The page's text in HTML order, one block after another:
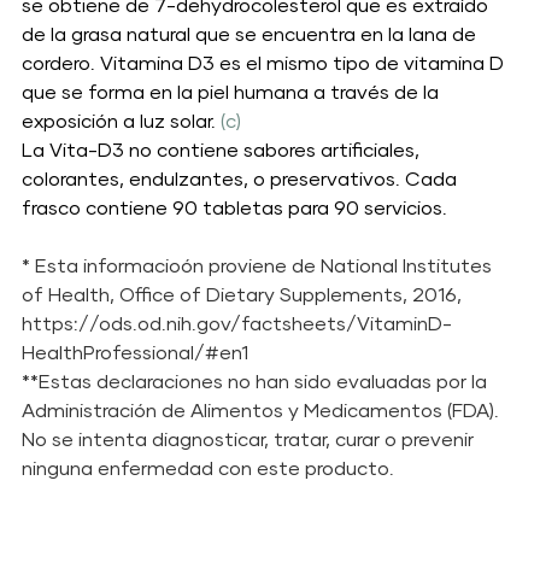
se obtiene de 7-dehydrocolesterol que es extraído
de la grasa natural que se encuentra en la lana de
cordero. Vitamina D3 es el mismo tipo de vitamina D
que se forma en la piel humana a través de la
exposición a luz solar. (c)
La Vita-D3 no contiene sabores artificiales,
colorantes, endulzantes, o preservativos. Cada
frasco contiene 90 tabletas para 90 servicios.
* Esta informacioón proviene de National Institutes
of Health, Office of Dietary Supplements, 2016,
https://ods.od.nih.gov/factsheets/VitaminD-
HealthProfessional/#en1
**Estas declaraciones no han sido evaluadas por la
Administración de Alimentos y Medicamentos (FDA).
No se intenta diagnosticar, tratar, curar o prevenir
ninguna enfermedad con este producto.